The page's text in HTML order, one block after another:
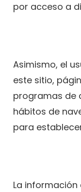
por acceso a
Asimismo, el
este sitio,
programas de
hábitos de
para
La